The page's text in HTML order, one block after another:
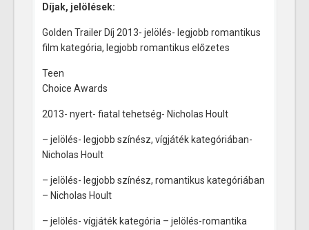
Díjak, jelölések:
Golden Trailer Díj 2013- jelölés- legjobb romantikus
film kategória, legjobb romantikus előzetes
Teen
Choice Awards
2013- nyert- fiatal tehetség- Nicholas Hoult
– jelölés- legjobb színész, vígjáték kategóriában-
Nicholas Hoult
– jelölés- legjobb színész, romantikus kategóriában
– Nicholas Hoult
– jelölés- vígjáték kategória – jelölés-romantika